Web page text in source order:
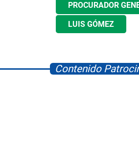
PROCURADOR
LUIS GÓMEZ
Contenido